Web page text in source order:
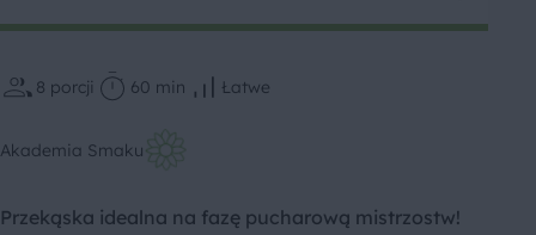
8 porcji 60 min Łatwe
Akademia Smaku
Przekąska idealna na fazę pucharową mistrzostw!